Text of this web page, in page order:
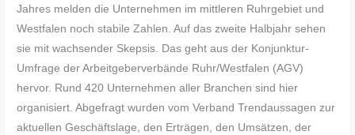
Jahres melden die Unternehmen im mittleren Ruhrgebiet und
Westfalen noch stabile Zahlen. Auf das zweite Halbjahr sehen
sie mit wachsender Skepsis. Das geht aus der Konjunktur-
Umfrage der Arbeitgeberverbände Ruhr/Westfalen (AGV)
hervor. Rund 420 Unternehmen aller Branchen sind hier
organisiert. Abgefragt wurden vom Verband Trendaussagen zur
aktuellen Geschäftslage, den Erträgen, den Umsätzen, der